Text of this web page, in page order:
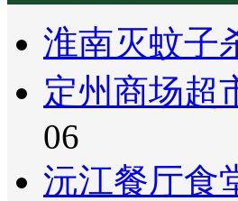
淮南灭蚊子
定州商场超
06
沅江餐厅食